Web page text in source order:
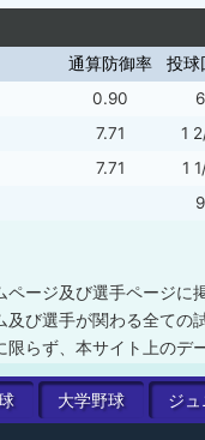
通算防御率 投球
0.90 6
7.71 1
7.71 1
9
ページ及び選手ページに
及び選手が関わる全ての
限らず、本サイト上のデ
大学野球 ジ